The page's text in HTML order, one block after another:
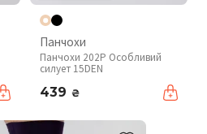
Панчохи
Панчохи 202P Особливий
силует 15DEN
439 ₴